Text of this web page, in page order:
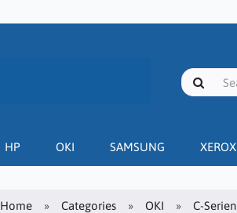
HP OKI SAMSUNG XEROX
Home Categories OKI C-Serien